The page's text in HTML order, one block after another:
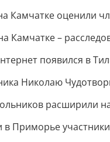
Камчатке оценили
Камчатке –
появился в
Николаю
расширили
Приморье